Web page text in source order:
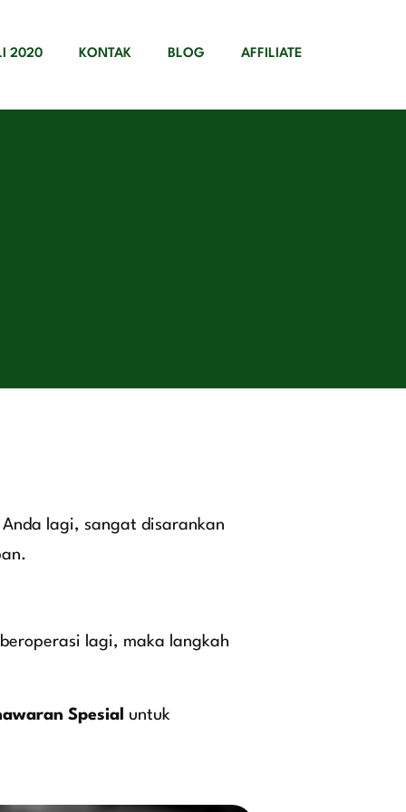
2020 KONTAK BLOG AFFILIATE
lagi, sangat disarankan
lagi, maka langkah
Spesial untuk